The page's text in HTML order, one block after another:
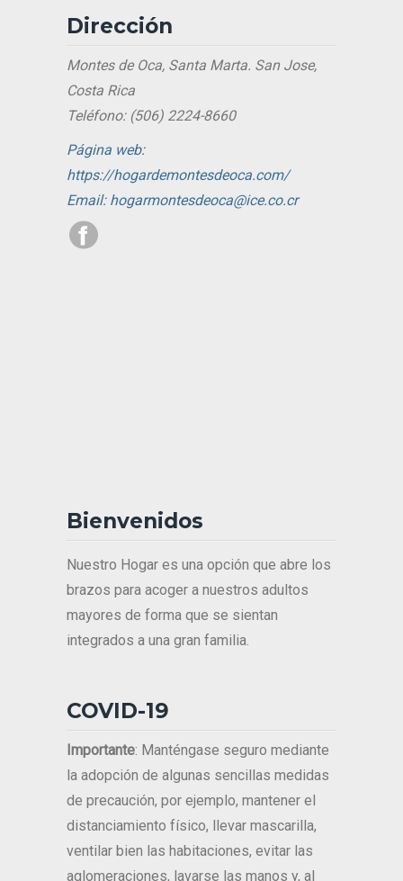
Dirección
Montes de Oca, Santa Marta. San Jose,
Costa Rica
Teléfono: (506) 2224-8660
Página web:
https://hogardemontesdeoca.com/
Email: hogarmontesdeoca@ice.co.cr
Bienvenidos
Nuestro Hogar es una opción que abre los
brazos para acoger a nuestros adultos
mayores de forma que se sientan
integrados a una gran familia.
COVID-19
Importante: Manténgase seguro mediante
la adopción de algunas sencillas medidas
de precaución, por ejemplo, mantener el
distanciamiento físico, llevar mascarilla,
ventilar bien las habitaciones, evitar las
aglomeraciones, lavarse las manos y, al